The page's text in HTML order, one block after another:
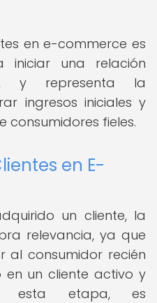
en e-commerce es
una relación
y representa la
ingresos iniciales y
consumidores fieles.
en E-
un cliente, la
relevancia, ya que
al consumidor recién
un cliente activo y
esta etapa, es